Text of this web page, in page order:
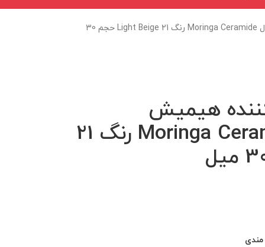
ب ب کرم مرطوب کننده هیمیش Heimish مدل Moringa Ceramide رنگ 21 Light Beige حجم 30
هیمیش
Heimish مدل Moringa Ceramide رنگ 21
مندی